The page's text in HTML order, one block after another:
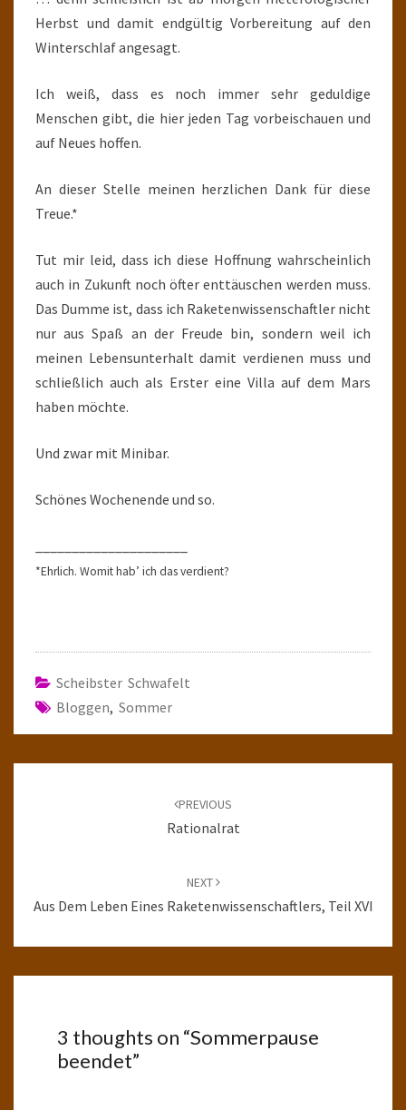
Herbst und damit endgültig Vorbereitung auf den
Winterschlaf angesagt.
Ich weiß, dass es noch immer sehr geduldige
Menschen gibt, die hier jeden Tag vorbeischauen und
auf Neues hoffen.
An dieser Stelle meinen herzlichen Dank für diese
Treue.*
Tut mir leid, dass ich diese Hoffnung wahrscheinlich
auch in Zukunft noch öfter enttäuschen werden muss.
Das Dumme ist, dass ich Raketenwissenschaftler nicht
nur aus Spaß an der Freude bin, sondern weil ich
meinen Lebensunterhalt damit verdienen muss und
schließlich auch als Erster eine Villa auf dem Mars
haben möchte.
Und zwar mit Minibar.
Schönes Wochenende und so.
*Ehrlich. Womit hab’ ich das verdient?
Scheibster Schwafelt
Bloggen, Sommer
PREVIOUS
Rationalrat
NEXT
Aus Dem Leben Eines Raketenwissenschaftlers, Teil XVI
3 thoughts on “Sommerpause
beendet”